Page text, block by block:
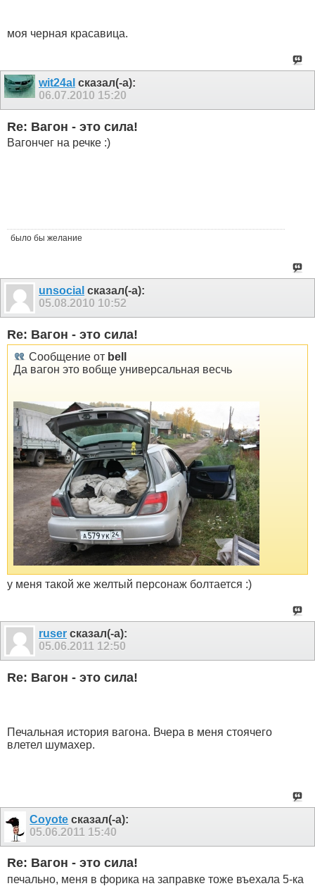
моя черная красавица.
wit24al сказал(-а):
06.07.2010 15:20
Re: Вагон - это сила!
Вагончег на речке :)
было бы желание
unsocial сказал(-а):
05.08.2010 10:52
Re: Вагон - это сила!
Сообщение от bell
Да вагон это вобще универсальная весчь
у меня такой же желтый персонаж болтается :)
ruser сказал(-а):
05.06.2011 12:50
Re: Вагон - это сила!
Печальная история вагона. Вчера в меня стоячего
влетел шумахер.
Coyote сказал(-а):
05.06.2011 15:40
Re: Вагон - это сила!
печально, меня в форика на заправке тоже въехала 5-ка